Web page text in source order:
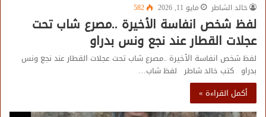
خالد الشاطر
مايو 11, 2026 582
لفظ شخص انفاسة الأخيرة ..مصرع شاب تحت
عجلات القطار عند نجع ونس بدراو
لفظ شخص انفاسة الأخيرة ..مصرع شاب تحت عجلات القطار عند نجع ونس
بدراو كتب خالد شاطر لفظ شاب…
أكمل القراءة »